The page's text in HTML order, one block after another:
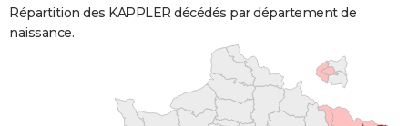
Répartition des KAPPLER décédés par département de
naissance.